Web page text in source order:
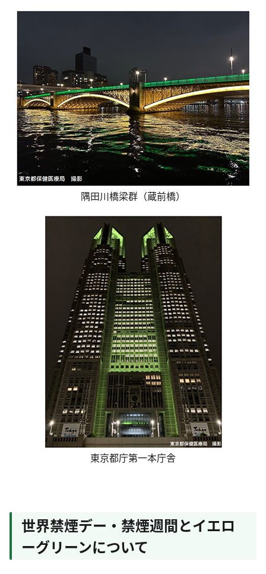
隅田川橋梁群（蔵前橋）
東京都庁第一本庁舎
世界禁煙デー・禁煙週間とイエロ
ーグリーンについて